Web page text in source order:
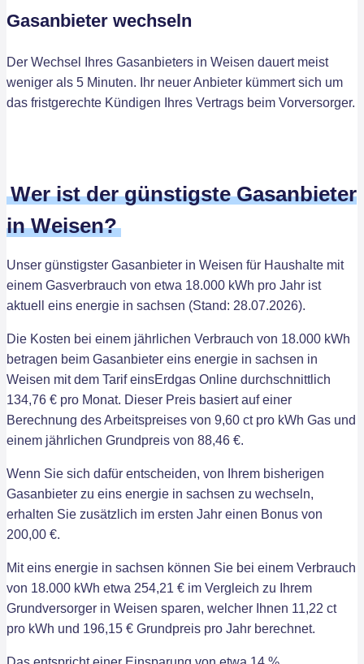
Gasanbieter wechseln
Der Wechsel Ihres Gasanbieters in Weisen dauert meist
weniger als 5 Minuten. Ihr neuer Anbieter kümmert sich um
das fristgerechte Kündigen Ihres Vertrags beim Vorversorger.
Wer ist der günstigste Gasanbieter
in Weisen?
Unser günstigster Gasanbieter in Weisen für Haushalte mit
einem Gasverbrauch von etwa 18.000 kWh pro Jahr ist
aktuell eins energie in sachsen (Stand: 28.07.2026).
Die Kosten bei einem jährlichen Verbrauch von 18.000 kWh
betragen beim Gasanbieter eins energie in sachsen in
Weisen mit dem Tarif einsErdgas Online durchschnittlich
134,76 € pro Monat. Dieser Preis basiert auf einer
Berechnung des Arbeitspreises von 9,60 ct pro kWh Gas und
einem jährlichen Grundpreis von 88,46 €.
Wenn Sie sich dafür entscheiden, von Ihrem bisherigen
Gasanbieter zu eins energie in sachsen zu wechseln,
erhalten Sie zusätzlich im ersten Jahr einen Bonus von
200,00 €.
Mit eins energie in sachsen können Sie bei einem Verbrauch
von 18.000 kWh etwa 254,21 € im Vergleich zu Ihrem
Grundversorger in Weisen sparen, welcher Ihnen 11,22 ct
pro kWh und 196,15 € Grundpreis pro Jahr berechnet.